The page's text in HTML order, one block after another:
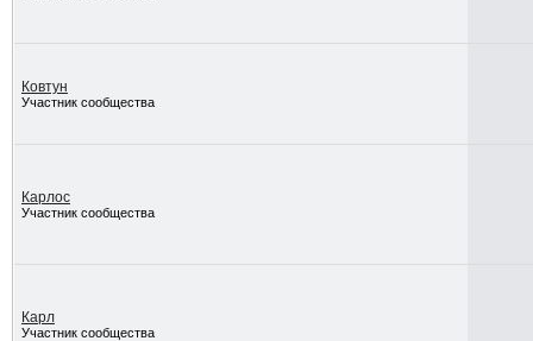
Ковтун
Участник сообщества
Карлос
Участник сообщества
Карл
Участник сообщества